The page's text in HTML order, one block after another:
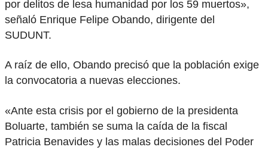
por delitos de lesa humanidad por los 59 muertos»,
señaló Enrique Felipe Obando, dirigente del
SUDUNT.
A raíz de ello, Obando precisó que la población exige
la convocatoria a nuevas elecciones.
«Ante esta crisis por el gobierno de la presidenta
Boluarte, también se suma la caída de la fiscal
Patricia Benavides y las malas decisiones del Poder